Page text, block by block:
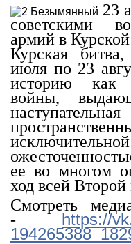
23
советскими
армий в Курской
Курская
июля по 23
историю как
войны,
ее во многом
ход всей
Смотреть
- https://